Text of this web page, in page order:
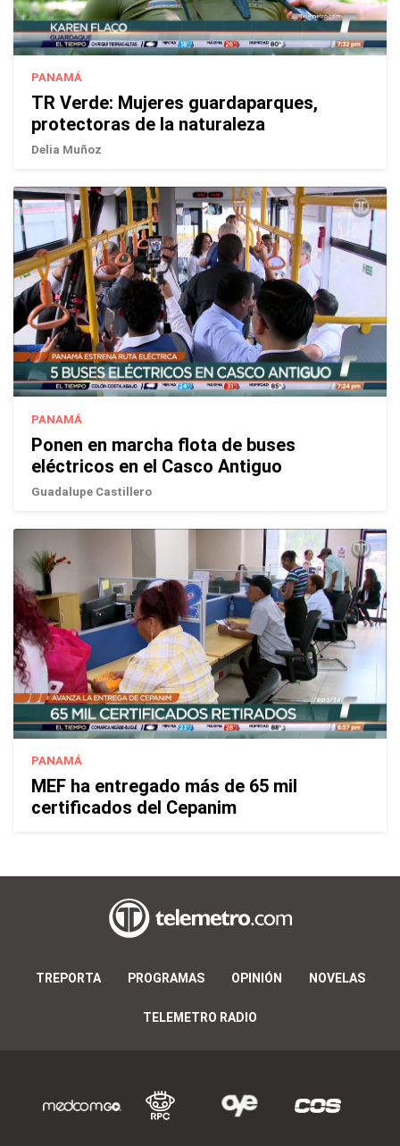
PANAMÁ
TR Verde: Mujeres guardaparques,
protectoras de la naturaleza
Delia Muñoz
PANAMÁ
Ponen en marcha flota de buses
eléctricos en el Casco Antiguo
Guadalupe Castillero
PANAMÁ
MEF ha entregado más de 65 mil
certificados del Cepanim
TREPORTA PROGRAMAS OPINIÓN NOVELAS
TELEMETRO RADIO